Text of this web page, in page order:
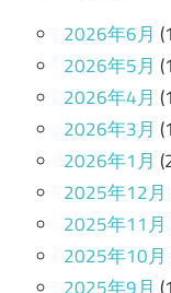
2026年6月
2026年5月
2026年4月
2026年3月
2026年1月
2025年12月
2025年11月
2025年10月